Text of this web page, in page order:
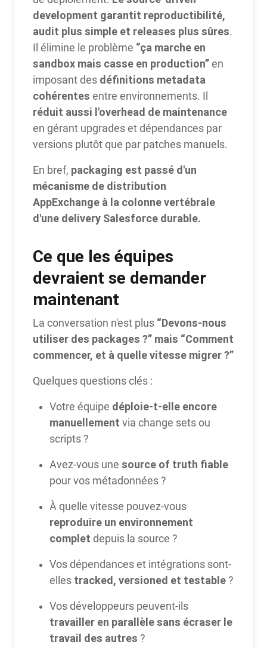
development garantit reproductibilité,
audit plus simple et releases plus sûres.
Il élimine le problème “ça marche en
sandbox mais casse en production”en
imposant des définitions metadata
cohérentes entre environnements. Il
réduit aussi l'overhead de maintenance
en gérant upgrades et dépendances par
versions plutôt que par patches manuels.
En bref, packaging est passé d'un
mécanisme de distribution
AppExchange à la colonne vertébrale
d'une delivery Salesforce durable.
Ce que les équipes
devraient se demander
maintenant
La conversation n'est plus “Devons-nous
utiliser des packages ?” mais “Comment
commencer, et à quelle vitesse migrer ?”
Quelques questions clés :
Votre équipe déploie-t-elle encore
manuellement via change sets ou
scripts ?
Avez-vous une source of truth fiable
pour vos métadonnées ?
À quelle vitesse pouvez-vous
reproduire un environnement
complet depuis la source ?
Vos dépendances et intégrations sont-
elles tracked, versioned et testable?
Vos développeurs peuvent-ils
travailler en parallèle sans écraser le
travail des autres ?